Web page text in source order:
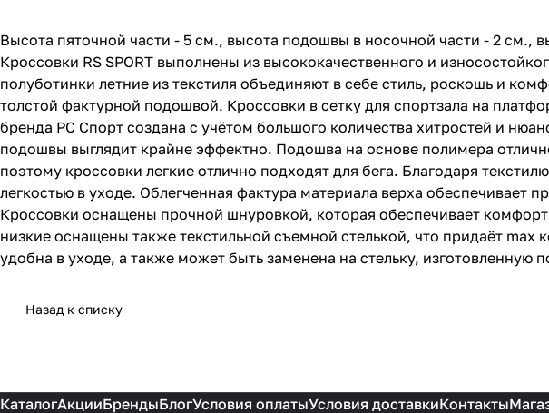
Высота пяточной части - 5 см., высота подошвы в носочной части - 2 см.,
Кроссовки RS SPORT выполнены из высококачественного и
полуботинки летние из текстиля объединяют в себе стиль, роскошь и
толстой фактурной подошвой. Кроссовки в сетку для спортзала на
бренда РС Спорт создана с учётом большого количества хитростей и
подошвы выглядит крайне эффектно. Подошва на основе полимера
поэтому кроссовки легкие отлично подходят для бега. Благодаря
легкостью в уходе. Облегченная фактура материала верха обеспечивает
Кроссовки оснащены прочной шнуровкой, которая обеспечивает
низкие оснащены также текстильной съемной стелькой, что придаёт
удобна в уходе, а также может быть заменена на стельку, изготовленную
Назад к списку
КаталогАкцииБрендыБлогУсловия оплатыУсловия доставкиКонтакты